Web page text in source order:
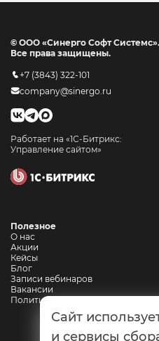
© ООО «Синерго Софт Системс».
Все права защищены.
+7 (3843) 322-101
company@sinergo.ru
Работает на «1С-Битрикс:
Управление сайтом»
Полезное
О нас
Акции
Кейсы
Блог
Записи вебинаров
Вакансии
Политика конфиденциальности
Сайт
и сервисы